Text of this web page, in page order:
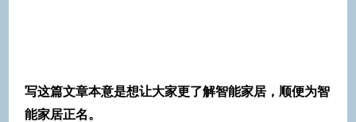
写这篇文章本意是想让大家更了解智能家居，顺便为智
能家居正名。